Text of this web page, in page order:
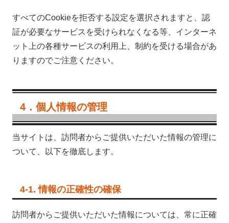
すべてのCookieを拒否する設定を選択されますと、認
証が必要なサービスを受けられなくなる等、インターネ
ット上の各種サービスの利用上、制約を受ける場合があ
りますのでご注意ください。
4．個人情報の管理
当サイトは、訪問者からご提供いただいた情報の管理に
ついて、以下を徹底します。
4-1. 情報の正確性の確保
訪問者からご提供いただいた情報については、常に正確